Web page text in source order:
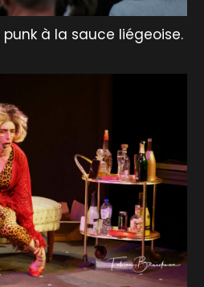
punk à la sauce liégeoise.